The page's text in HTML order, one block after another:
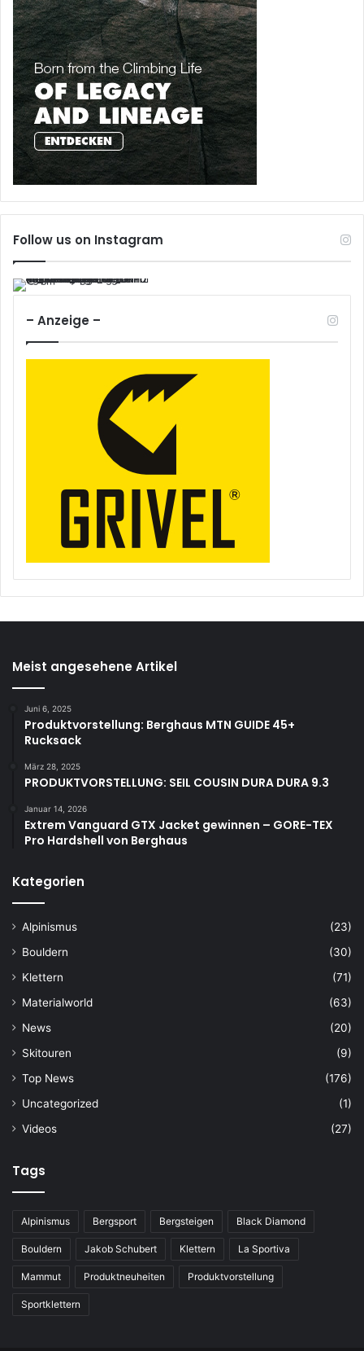
Follow us on Instagram
– Anzeige –
Meist angesehene Artikel
Juni 6, 2025
Produktvorstellung: Berghaus MTN GUIDE 45+
Rucksack
März 28, 2025
PRODUKTVORSTELLUNG: SEIL COUSIN DURA DURA 9.3
Januar 14, 2026
Extrem Vanguard GTX Jacket gewinnen – GORE-TEX
Pro Hardshell von Berghaus
Kategorien
Alpinismus
(23)
Bouldern
(30)
Klettern
(71)
Materialworld
(63)
News
(20)
Skitouren
(9)
Top News
(176)
Uncategorized
(1)
Videos
(27)
Tags
Alpinismus Bergsport Bergsteigen Black Diamond
Bouldern Jakob Schubert Klettern La Sportiva
Mammut Produktneuheiten Produktvorstellung
Sportklettern